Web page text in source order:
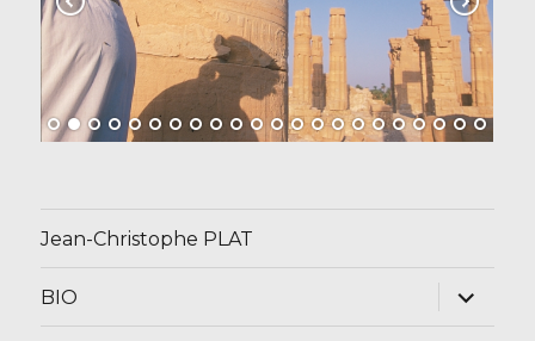
Jean-Christophe PLAT
BIO
ouvrir
le
sous-